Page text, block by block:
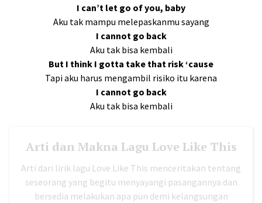
I can’t let go of you, baby
Aku tak mampu melepaskanmu sayang
I cannot go back
Aku tak bisa kembali
But I think I gotta take that risk ‘cause
Tapi aku harus mengambil risiko itu karena
I cannot go back
Aku tak bisa kembali
Arti dan Makna Lagu Love Like This
Arti dari lirik lagu Love Like This menceritakan tentang
seseorang yang begitu menyayangi pasangannya dan
bersedia melakukan apa pun demi kelangsungan